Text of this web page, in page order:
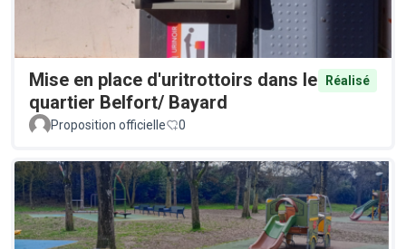
Mise en place d'uritrottoirs dans le
quartier Belfort/ Bayard
Réalisé
Proposition officielle 0